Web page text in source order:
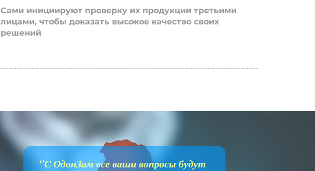
Сами инициируют проверку их продукции третьими
лицами, чтобы доказать высокое качество своих
решений
"С ОдонЗам все ваши вопросы будут